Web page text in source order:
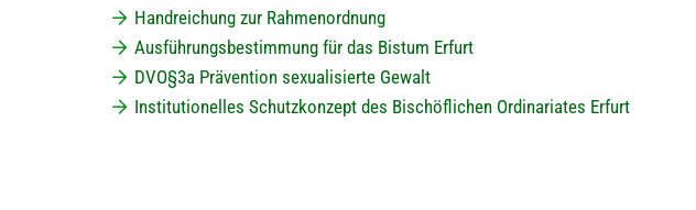
Handreichung zur Rahmenordnung
Ausführungsbestimmung für das Bistum Erfurt
DVO§3a Prävention sexualisierte Gewalt
Institutionelles Schutzkonzept des Bischöflichen Ordinariates Erfurt